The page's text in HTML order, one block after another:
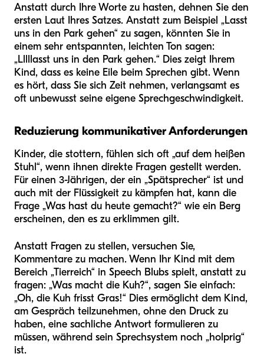
Anstatt durch Ihre Worte zu hasten, dehnen Sie den
ersten Laut Ihres Satzes. Anstatt zum Beispiel „Lasst
uns in den Park gehen“ zu sagen, könnten Sie in
einem sehr entspannten, leichten Ton sagen:
„Lllllasst uns in den Park gehen.“ Dies zeigt Ihrem
Kind, dass es keine Eile beim Sprechen gibt. Wenn
es hört, dass Sie sich Zeit nehmen, verlangsamt es
oft unbewusst seine eigene Sprechgeschwindigkeit.
Reduzierung kommunikativer Anforderungen
Kinder, die stottern, fühlen sich oft „auf dem heißen
Stuhl“, wenn ihnen direkte Fragen gestellt werden.
Für einen 3-Jährigen, der ein „Spätsprecher“ ist und
auch mit der Flüssigkeit zu kämpfen hat, kann die
Frage „Was hast du heute gemacht?“ wie ein Berg
erscheinen, den es zu erklimmen gilt.
Anstatt Fragen zu stellen, versuchen Sie,
Kommentare zu machen. Wenn Ihr Kind mit dem
Bereich „Tierreich“ in Speech Blubs spielt, anstatt zu
fragen: „Was macht die Kuh?“, sagen Sie einfach:
„Oh, die Kuh frisst Gras!“ Dies ermöglicht dem Kind,
am Gespräch teilzunehmen, ohne den Druck zu
haben, eine sachliche Antwort formulieren zu
müssen, während sein Sprechsystem noch „holprig“
ist.